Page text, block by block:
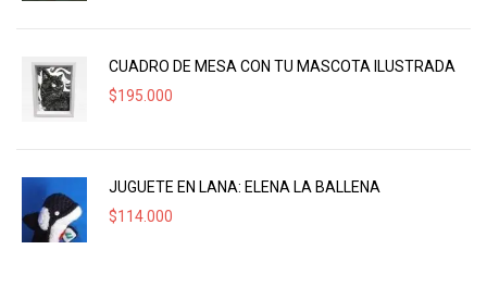
CUADRO DE MESA CON TU MASCOTA ILUSTRADA
$195.000
JUGUETE EN LANA: ELENA LA BALLENA
$114.000